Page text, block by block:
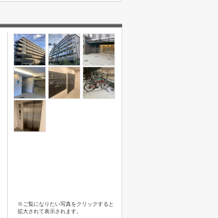
※ご覧になりたい写真をクリックすると
拡大されて表示されます。